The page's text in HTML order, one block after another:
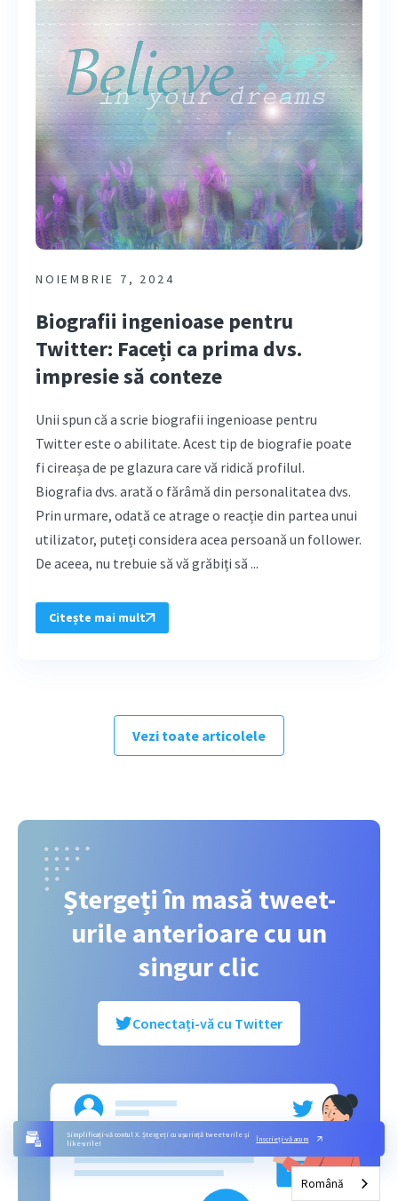
Simplificați-vă contul X. Ștergeți cu ușurință tweet-urile și
like-urile!
Înscrieți-vă acum
NOIEMBRIE 7, 2024
Biografii ingenioase pentru
Twitter: Faceți ca prima dvs.
impresie să conteze
Unii spun că a scrie biografii ingenioase pentru
Twitter este o abilitate. Acest tip de biografie poate
fi cireașa de pe glazura care vă ridică profilul.
Biografia dvs. arată o fărâmă din personalitatea dvs.
Prin urmare, odată ce atrage o reacție din partea unui
utilizator, puteți considera acea persoană un follower.
De aceea, nu trebuie să vă grăbiți să ...
Citește mai mult
Vezi toate articolele
Ștergeți în masă tweet-
urile anterioare cu un
singur clic
Conectați-vă cu Twitter
Română